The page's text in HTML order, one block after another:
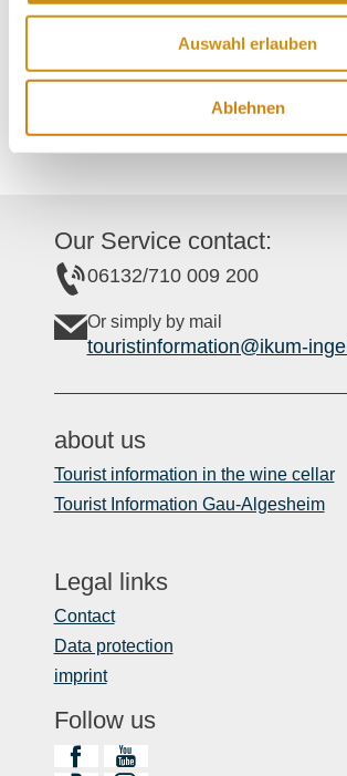
Auswahl erlauben
Ablehnen
31.10.2026 - 31.10.2027
learn more
Our Service contact:
06132/710 009 200
Or simply by mail
touristinformation@ikum-
about us
Tourist information in the wine cellar
Tourist Information Gau-Algesheim
Legal links
Contact
Data protection
imprint
Follow us